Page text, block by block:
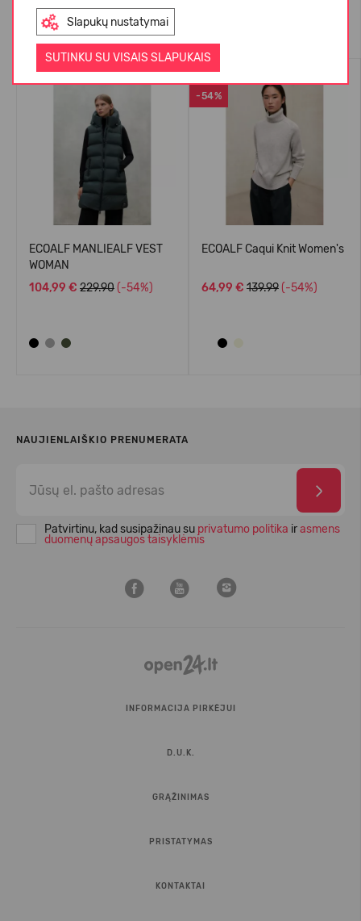
Slapukų nustatymai
SUTINKU SU VISAIS SLAPUKAIS
Panašios prekės
-54%
ECOALF MANLIEALF VEST
WOMAN
104,99 € 229.90 (-54%)
-54%
SU VILNA
ECOALF Caqui Knit Women's
64,99 € 139.99 (-54%)
NAUJIENLAIŠKIO PRENUMERATA
Patvirtinu, kad susipažinau su privatumo politika irasmens
duomenų apsaugos taisyklėmis
INFORMACIJA PIRKĖJUI
D.U.K.
GRĄŽINIMAS
PRISTATYMAS
KONTAKTAI